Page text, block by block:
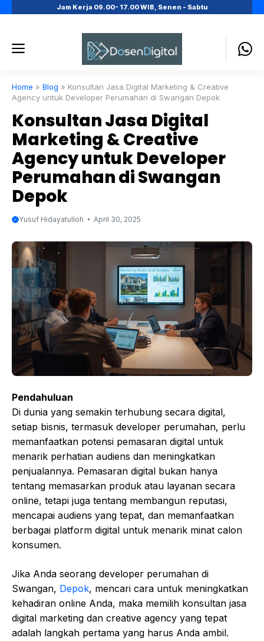
Jam Kerja 09.00- 17.00 WIB, Senen - Sabtu
Menu
Home » Blog » Konsultan Jasa Digital Marketing & Creative
Agency untuk Developer Perumahan di Swangan Depok
Konsultan Jasa Digital
Marketing & Creative
Agency untuk Developer
Perumahan di Swangan
Depok
Yusuf Hidayatulloh April 30, 2025
Pendahuluan
Di dunia yang semakin terhubung secara digital,
setiap bisnis, termasuk developer perumahan, perlu
memanfaatkan potensi pemasaran digital untuk
menarik perhatian audiens dan meningkatkan
penjualannya. Pemasaran digital bukan hanya
tentang memasarkan produk atau layanan secara
online, tetapi juga tentang membangun reputasi,
mencapai audiens yang tepat, dan memanfaatkan
berbagai platform digital untuk menarik minat calon
konsumen.
Jika Anda seorang developer perumahan di
Swangan, Depok, mencari cara untuk meningkatkan
kehadiran online Anda, maka memilih konsultan jasa
digital marketing dan creative agency yang tepat
adalah langkah pertama yang harus Anda ambil.